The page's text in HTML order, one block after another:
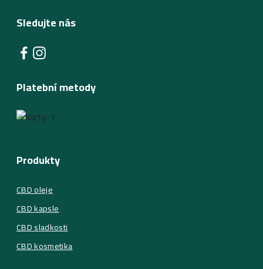
Produkty
CBD oleje
CBD kapsle
CBD sladkosti
CBD kosmetika
Sledujte nás
Platební metody